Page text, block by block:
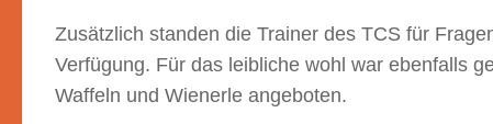
Zusätzlich standen die Trainer des TCS für
Verfügung. Für das leibliche wohl war ebenfalls
Waffeln und Wienerle angeboten.